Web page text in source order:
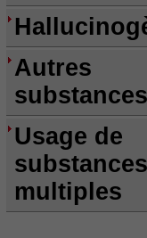
Autres
substances
Usage de
substances
multiples